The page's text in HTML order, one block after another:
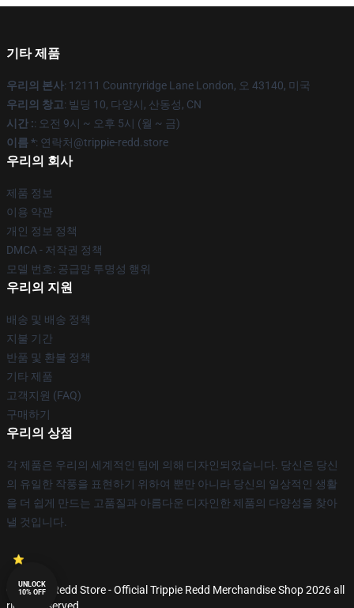
기타 제품
우리의 본사: 12111 Countryridge Lane London, 오 43140, 미국
우리의 창고: 빌딩 10, 다양시, 산동성, CN
시간 :: 오전 9시 ~ 오후 5시 (월 ~ 금)
이름 *: 연락처@trippie-redd.store
우리의 회사
제품 정보
이용 약관
개인 정보 정책
DMCA - 저작권 정책
모델 번호: 공급망 투명성 행위
우리의 지원
배송 및 배송 정책
지불 기간
반품 및 환불 정책
기타 제품
고객지원 (FAQ)
구매하기
우리의 상점
각 제품은 우리의 세계적인 팀에 의해 디자인되었습니다. 당신은 당신
의 유일한 작풍을 표현하기 위하여 뿐만 아니라 당신의 일상적인 생활
을 더 쉽게 만드는 고품질과 아름다운 디자인한 제품의 다양성을 찾아
낼 것입니다.
© Trippie Redd Store - Official Trippie Redd Merchandise Shop 2026 all
UNLOCK
10% OFF